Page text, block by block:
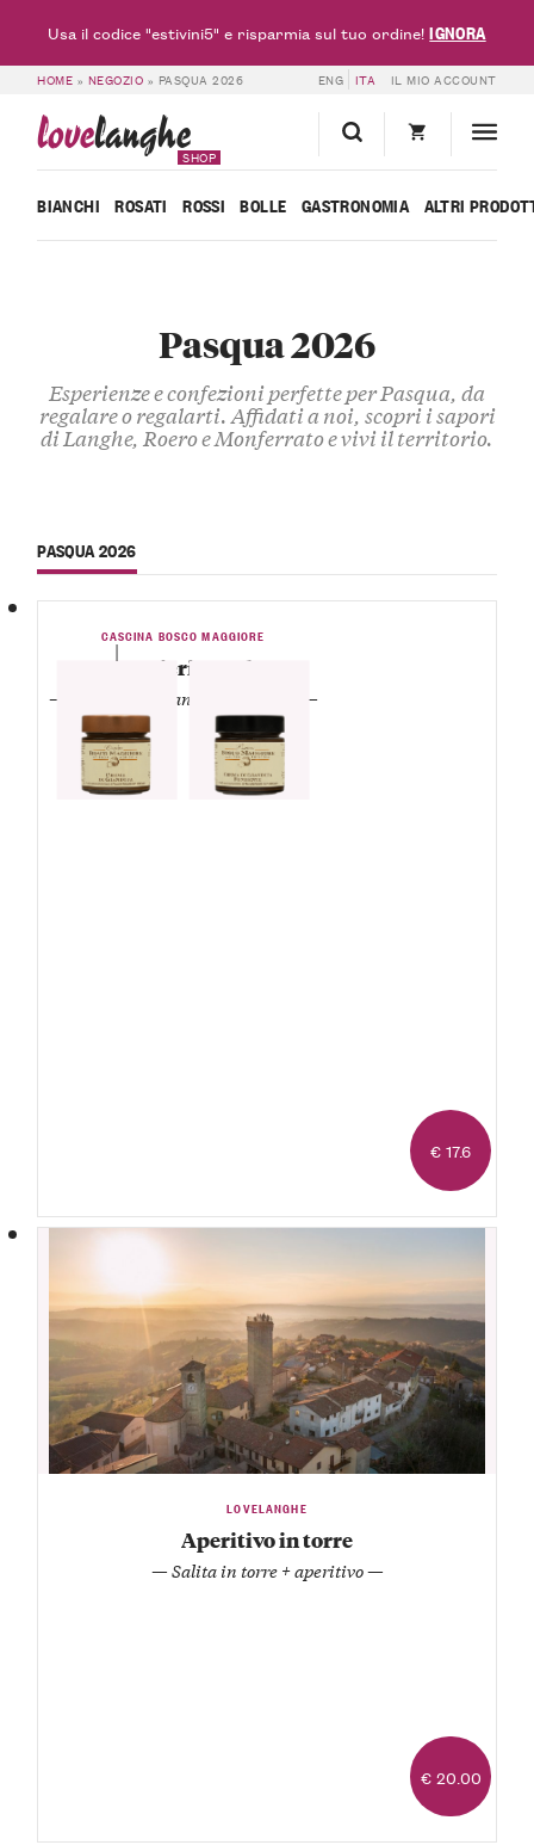
HOME » NEGOZIO » PASQUA 2026 ENG ITA IL MIO ACCOUNT
lovelanghe
SHOP
BIANCHI ROSATI ROSSI BOLLE GASTRONOMIA ALTRI
Pasqua 2026
Esperienze e confezioni perfette per Pasqua, da
regalare o regalarti. Affidati a noi, scopri i sapori
di Langhe, Roero e Monferrato e vivi il territorio.
PASQUA 2026
CASCINA BOSCO MAGGIORE
Un pensierino goloso
— Gianduja e gianduja fondente —
1 Vasetto Crema di
gianduja
1 Vasetto Crema di
gianduja fondente
€ 17.6
LOVELANGHE
Aperitivo in torre
— Salita in torre + aperitivo —
€ 20.00
Usa il codice "estivini5" e risparmia sul tuo ordine!IGNORA